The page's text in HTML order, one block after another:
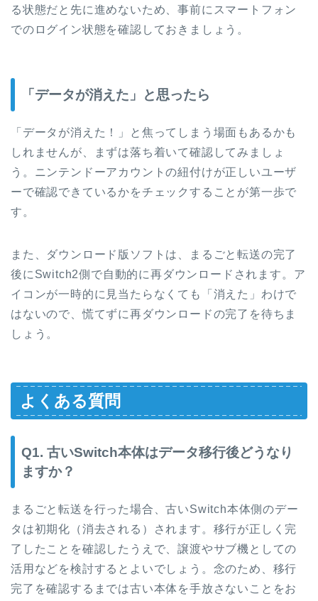
る状態だと先に進めないため、事前にスマートフォン
でのログイン状態を確認しておきましょう。
「データが消えた」と思ったら
「データが消えた！」と焦ってしまう場面もあるかも
しれませんが、まずは落ち着いて確認してみましょ
う。ニンテンドーアカウントの紐付けが正しいユーザ
ーで確認できているかをチェックすることが第一歩で
す。
また、ダウンロード版ソフトは、まるごと転送の完了
後にSwitch2側で自動的に再ダウンロードされます。ア
イコンが一時的に見当たらなくても「消えた」わけで
はないので、慌てずに再ダウンロードの完了を待ちま
しょう。
よくある質問
Q1. 古いSwitch本体はデータ移行後どうなり
ますか？
まるごと転送を行った場合、古いSwitch本体側のデー
タは初期化（消去される）されます。移行が正しく完
了したことを確認したうえで、譲渡やサブ機としての
活用などを検討するとよいでしょう。念のため、移行
完了を確認するまでは古い本体を手放さないことをお